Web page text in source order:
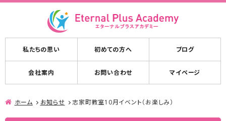
私たちの思い 初めての方へ ブログ
会社案内 お問い合わせ マイページ
ホーム お知らせ 志家町教室10月イベント（お楽しみ）